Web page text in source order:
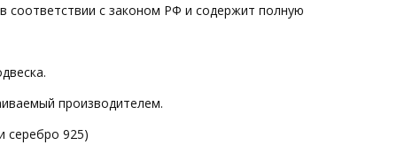
соответствии с законом РФ и содержит полную
производителем.
серебро 925)